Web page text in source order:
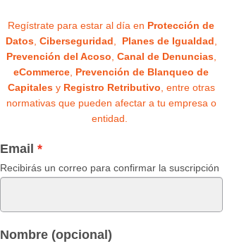
Regístrate para estar al día en Protección de
Datos, Ciberseguridad, Planes de Igualdad,
Prevención del Acoso, Canal de Denuncias,
eCommerce, Prevención de Blanqueo de
Capitalesy Registro Retributivo, entre otras
normativas que pueden afectar a tu empresa o
entidad.
Email
Recibirás un correo para confirmar la suscripción
Nombre (opcional)